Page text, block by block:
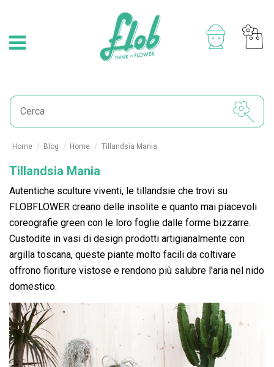
Home Blog Home Tillandsia Mania
Tillandsia Mania
Autentiche sculture viventi, le tillandsie che trovi su
FLOBFLOWER creano delle insolite e quanto mai piacevoli
coreografie green con le loro foglie dalle forme bizzarre.
Custodite in vasi di design prodotti artigianalmente con
argilla toscana, queste piante molto facili da coltivare
offrono fioriture vistose e rendono più salubre l'aria nel nido
domestico.